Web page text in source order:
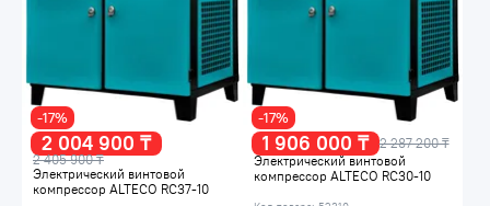
2 004 900 ₸
2 405 900 ₸
-17%
Электрический винтовой
компрессор ALTECO RC37-10
1 906 000 ₸ 2 287 200 ₸
-17%
Электрический винтовой
компрессор ALTECO RC30-10